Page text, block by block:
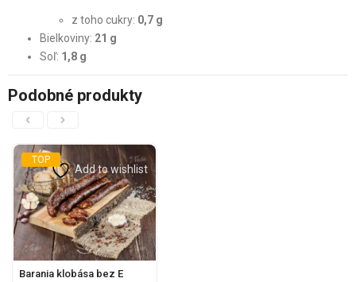
z toho cukry: 0,7 g
Bielkoviny: 21 g
Soľ: 1,8 g
Podobné produkty
TOP
Add to wishlist
Barania klobása bez E